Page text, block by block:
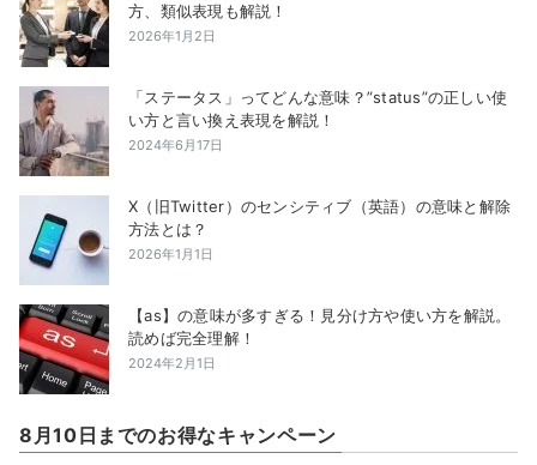
方、類似表現も解説！
2026年1月2日
「ステータス」ってどんな意味？”status”の正しい使
い方と言い換え表現を解説！
2024年6月17日
X（旧Twitter）のセンシティブ（英語）の意味と解除
方法とは？
2026年1月1日
【as】の意味が多すぎる！見分け方や使い方を解説。
読めば完全理解！
2024年2月1日
8月10日までのお得なキャンペーン